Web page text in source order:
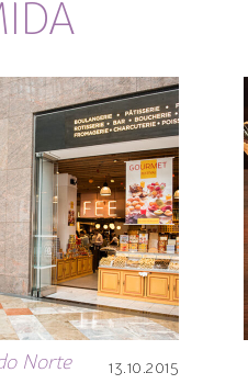
Norte 13.10.2015